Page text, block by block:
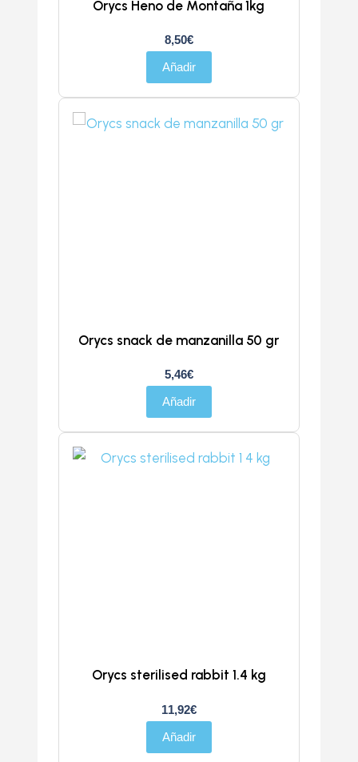
Orycs Heno de Montaña 1kg
8,50€
Añadir
Orycs snack de manzanilla 50 gr
5,46€
Añadir
Orycs sterilised rabbit 1.4 kg
11,92€
Añadir